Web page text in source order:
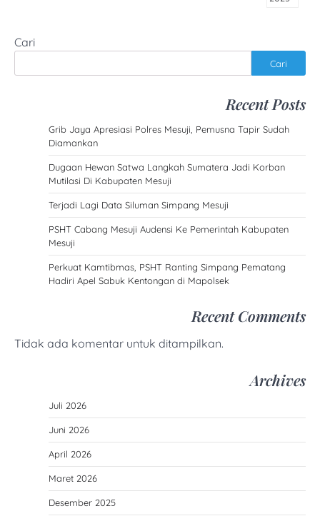
Cari
Cari
Recent Posts
Grib Jaya Apresiasi Polres Mesuji, Pemusna Tapir Sudah
Diamankan
Dugaan Hewan Satwa Langkah Sumatera Jadi Korban
Mutilasi Di Kabupaten Mesuji
Terjadi Lagi Data Siluman Simpang Mesuji
PSHT Cabang Mesuji Audensi Ke Pemerintah Kabupaten
Mesuji
Perkuat Kamtibmas, PSHT Ranting Simpang Pematang
Hadiri Apel Sabuk Kentongan di Mapolsek
Recent Comments
Tidak ada komentar untuk ditampilkan.
Archives
Juli 2026
Juni 2026
April 2026
Maret 2026
Desember 2025